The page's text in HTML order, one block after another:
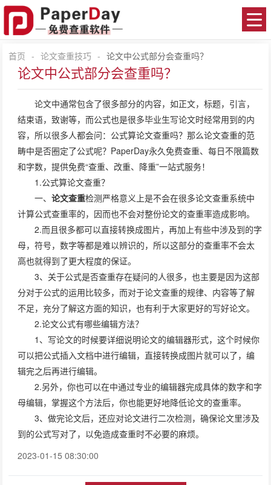
首页 - 论文查重技巧 - 论文中公式部分会查重吗？
论文中公式部分会查重吗？
论文中通常包含了很多部分的内容，如正文，标题，引言，
结束语，致谢等，而公式也是很多毕业生写论文时经常用到的内
容，所以很多人都会问：公式算论文查重吗？那么论文查重的范
畴中是否圈定了公式呢？ PaperDay永久免费查重、每日不限篇数
和字数，提供免费“查重、改重、降重”一站式服务！
1.公式算论文查重？
一、论文查重检测严格意义上是不会在很多论文查重系统中
计算公式查重率的，因而也不会对整份论文的查重率造成影响。
2.而且很多都可以直接转换成图片，再加上有些中涉及到的字
母，符号，数字等都是难以辨识的，所以这部分的查重率不会太
高也就得到了更大程度的保证。
3、关于公式是否查重存在疑问的人很多，也主要是因为这部
分对于公式的运用比较多，而对于论文查重的规律、内容等了解
不足，充分了解这方面的知识，也有利于大家更好的写好论文。
2.论文公式有哪些编辑方法？
1、写论文的时候要详细说明论文的编辑器形式，这个时候你
可以把公式插入文档中进行编辑，直接转换成图片就可以了，编
辑完之后再进行编辑。
2.另外，你也可以在中通过专业的编辑器完成具体的数字和字
母编辑，掌握这个方法后，你也能更好地降低论文的查重率。
3、做完论文后，还应对论文进行二次检测，确保论文里涉及
到的公式写对了，以免造成查重时不必要的麻烦。
2023-01-15 08:30:00